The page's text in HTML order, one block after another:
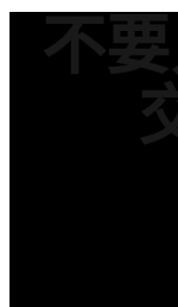
不